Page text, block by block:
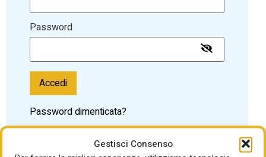
Gestisci Consenso
Password
Accedi
Password dimenticata?